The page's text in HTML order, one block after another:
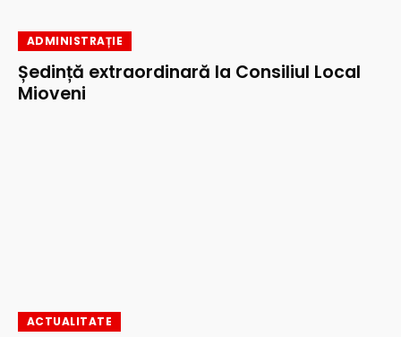
ADMINISTRAȚIE
Ședință extraordinară la Consiliul Local
Mioveni
ACTUALITATE